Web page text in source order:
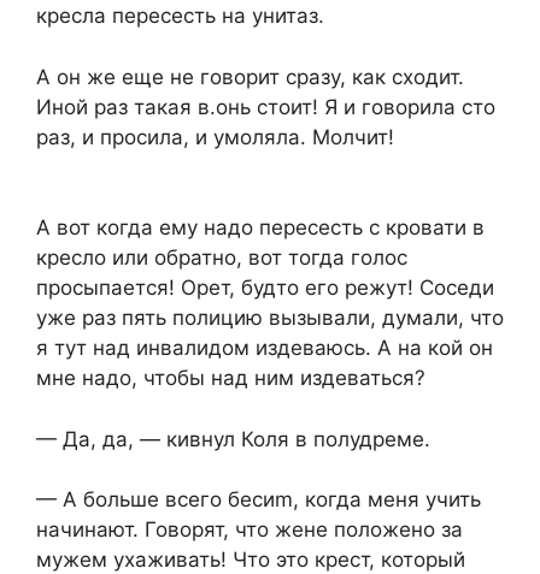
кресла пересесть на унитаз.
А он же еще не говорит сразу, как сходит.
Иной раз такая в.онь стоит! Я и говорила сто
раз, и просила, и умоляла. Молчит!
А вот когда ему надо пересесть с кровати в
кресло или обратно, вот тогда голос
просыпается! Орет, будто его режут! Соседи
уже раз пять полицию вызывали, думали, что
я тут над инвалидом издеваюсь. А на кой он
мне надо, чтобы над ним издеваться?
— Да, да, — кивнул Коля в полудреме.
— А больше всего бесиm, когда меня учить
начинают. Говорят, что жене положено за
мужем ухаживать! Что это крест, который